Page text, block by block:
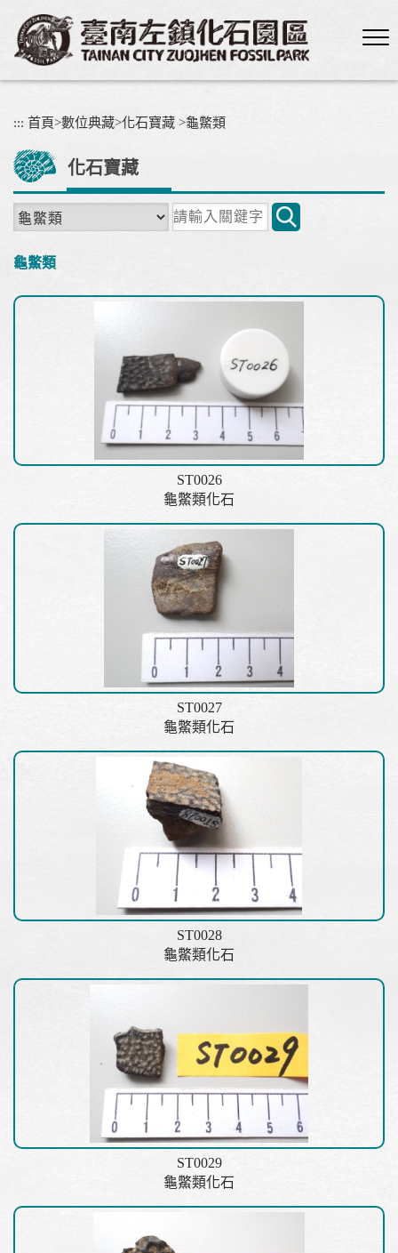
內
::: 首頁>數位典藏>化石寶藏 >龜鱉類
化石寶藏
關
鍵
龜鱉類
ST0026
龜鱉類化石
ST0027
龜鱉類化石
ST0028
龜鱉類化石
ST0029
龜鱉類化石